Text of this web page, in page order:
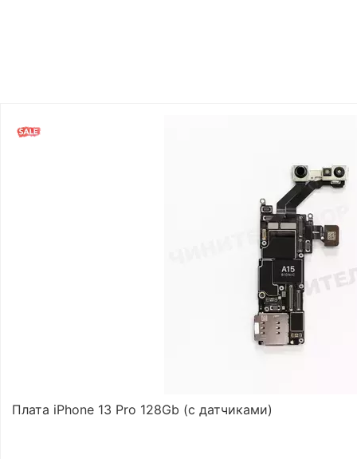
Плата iPhone 13 Pro 128Gb (с датчиками)